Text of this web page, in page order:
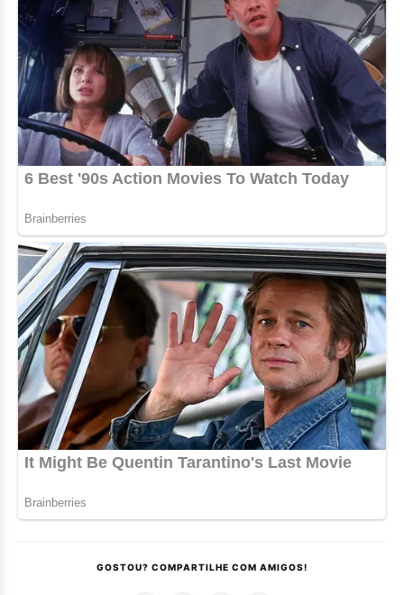
GOSTOU? COMPARTILHE COM AMIGOS!